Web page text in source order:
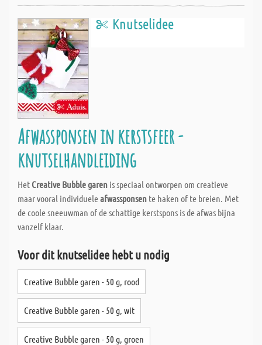
Knutselidee
Afwassponsen in kerstsfeer -
knutselhandleiding
Het Creative Bubble garen is speciaal ontworpen om creatieve
maar vooral individueleafwassponsen te haken of te breien. Met
de coole sneeuwman of de schattige kerstspons is de afwas bijna
vanzelf klaar.
Voor dit knutselidee hebt u nodig
Creative Bubble garen - 50 g, rood
Creative Bubble garen - 50 g, wit
Creative Bubble garen - 50 g, groen